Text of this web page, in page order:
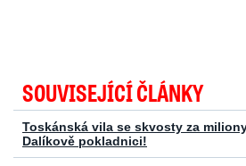
SOUVISEJÍCÍ ČLÁNKY
Toskánská vila se skvosty za
Dalíkově pokladnici!